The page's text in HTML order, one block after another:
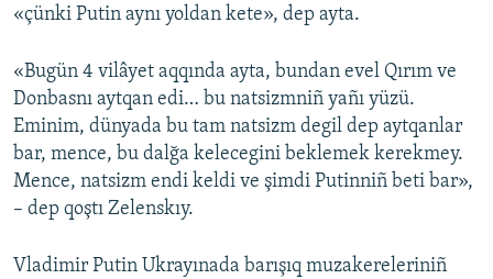
«çünki Putin aynı yoldan kete», dep ayta.
«Bugün 4 vilâyet aqqında ayta, bundan evel Qırım ve
Donbasnı aytqan edi… bu natsizmniñ yañı yüzü.
Eminim, dünyada bu tam natsizm degil dep aytqanlar
bar, mence, bu dalğa kelecegini beklemek kerekmey.
Mence, natsizm endi keldi ve şimdi Putinniñ beti bar»,
– dep qoştı Zelenskıy.
Vladimir Putin Ukrayınada barışıq muzakereleriniñ